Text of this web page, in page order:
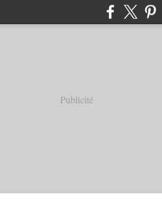
Publicité